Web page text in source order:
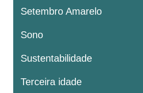
Setembro Amarelo
Sono
Sustentabilidade
Terceira idade